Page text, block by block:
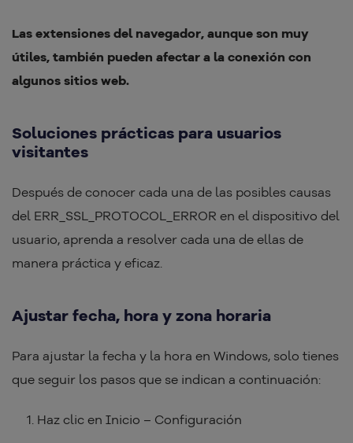
Las extensiones del navegador, aunque son muy
útiles, también pueden afectar a la conexión con
algunos sitios web.
Soluciones prácticas para usuarios
visitantes
Después de conocer cada una de las posibles causas
del ERR_SSL_PROTOCOL_ERROR en el dispositivo del
usuario, aprenda a resolver cada una de ellas de
manera práctica y eficaz.
Ajustar fecha, hora y zona horaria
Para ajustar la fecha y la hora en Windows, solo tienes
que seguir los pasos que se indican a continuación:
Haz clic en Inicio – Configuración